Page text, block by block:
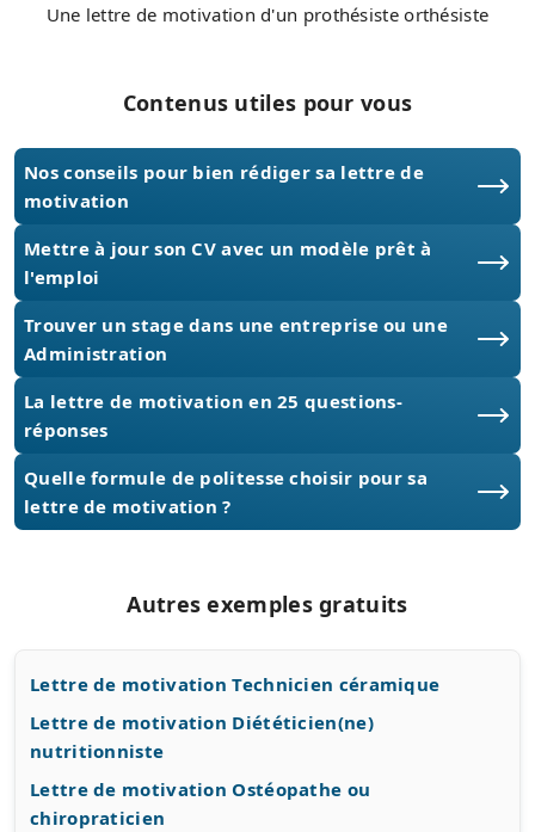
Une lettre de motivation d'un prothésiste orthésiste
Contenus utiles pour vous
Nos conseils pour bien rédiger sa lettre de
motivation
Mettre à jour son CV avec un modèle prêt à
l'emploi
Trouver un stage dans une entreprise ou une
Administration
La lettre de motivation en 25 questions-
réponses
Quelle formule de politesse choisir pour sa
lettre de motivation ?
Autres exemples gratuits
Lettre de motivation Technicien céramique
Lettre de motivation Diététicien(ne)
nutritionniste
Lettre de motivation Ostéopathe ou
chiropraticien